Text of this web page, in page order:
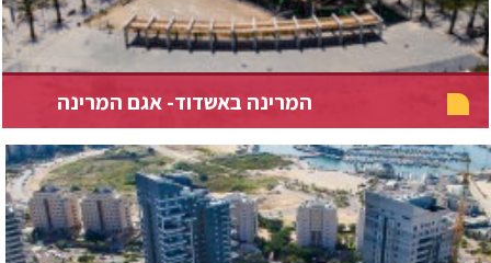
המרינה באשדוד- אגם המרינה